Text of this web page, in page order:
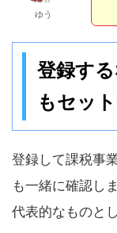
ゆう
登録す
もセッ
登録して課税事
も一緒に確認し
代表的なものと